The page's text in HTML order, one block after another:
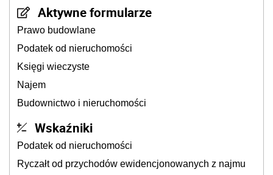
Aktywne formularze
Prawo budowlane
Podatek od nieruchomości
Księgi wieczyste
Najem
Budownictwo i nieruchomości
Wskaźniki
Podatek od nieruchomości
Ryczałt od przychodów ewidencjonowanych z najmu